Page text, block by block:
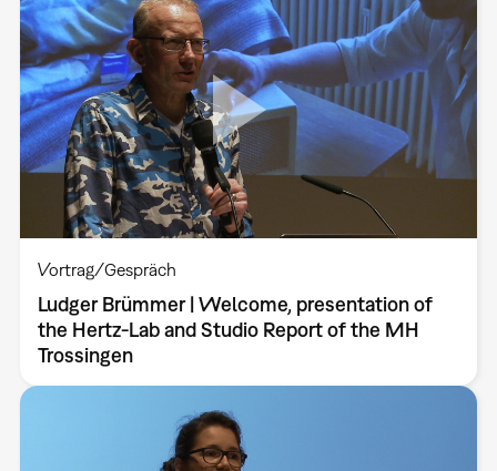
Vortrag/Gespräch
Ludger Brümmer | Welcome, presentation of
the Hertz-Lab and Studio Report of the MH
Trossingen